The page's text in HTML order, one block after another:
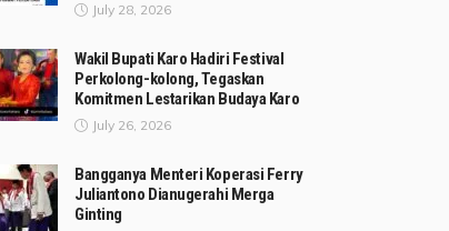
July 28, 2026
Wakil Bupati Karo Hadiri Festival
Perkolong-kolong, Tegaskan
Komitmen Lestarikan Budaya Karo
July 26, 2026
Bangganya Menteri Koperasi Ferry
Juliantono Dianugerahi Merga
Ginting